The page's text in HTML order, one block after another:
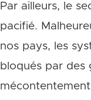
Par ailleurs, le
pacifié.
nos pays, les
bloqués par des